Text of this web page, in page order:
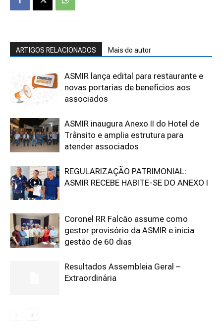
ARTIGOS RELACIONADOS Mais do autor
ASMIR lança edital para restaurante e
novas portarias de benefícios aos
associados
ASMIR inaugura Anexo II do Hotel de
Trânsito e amplia estrutura para
atender associados
REGULARIZAÇÃO PATRIMONIAL:
ASMIR RECEBE HABITE-SE DO ANEXO I
Coronel RR Falcão assume como
gestor provisório da ASMIR e inicia
gestão de 60 dias
Resultados Assembleia Geral –
Extraordinária